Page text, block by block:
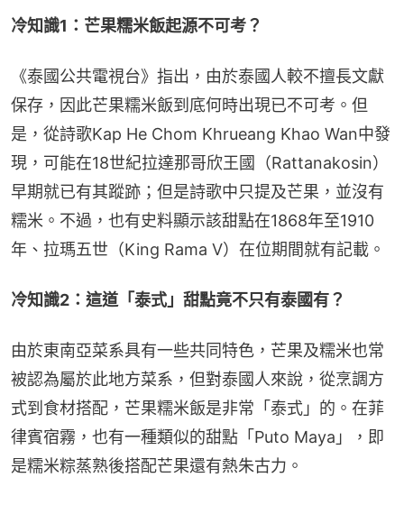
冷知識1：芒果糯米飯起源不可考？
《泰國公共電視台》指出，由於泰國人較不擅長文獻
保存，因此芒果糯米飯到底何時出現已不可考。但
是，從詩歌Kap He Chom Khrueang Khao Wan中發
現，可能在18世紀拉達那哥欣王國（Rattanakosin）
早期就已有其蹤跡；但是詩歌中只提及芒果，並沒有
糯米。不過，也有史料顯示該甜點在1868年至1910
年、拉瑪五世（King Rama V）在位期間就有記載。
冷知識2：這道「泰式」甜點竟不只有泰國有？
由於東南亞菜系具有一些共同特色，芒果及糯米也常
被認為屬於此地方菜系，但對泰國人來說，從烹調方
式到食材搭配，芒果糯米飯是非常「泰式」的。在菲
律賓宿霧，也有一種類似的甜點「Puto Maya」，即
是糯米粽蒸熟後搭配芒果還有熱朱古力。